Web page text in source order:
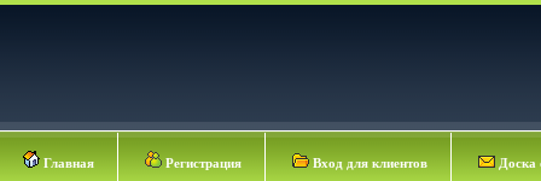
Главная Регистрация Вход для клиентов Доска